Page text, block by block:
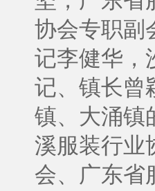
协会专职副
记李健华，
记、镇长曾
镇、大涌镇
溪服装行业
会、广东省